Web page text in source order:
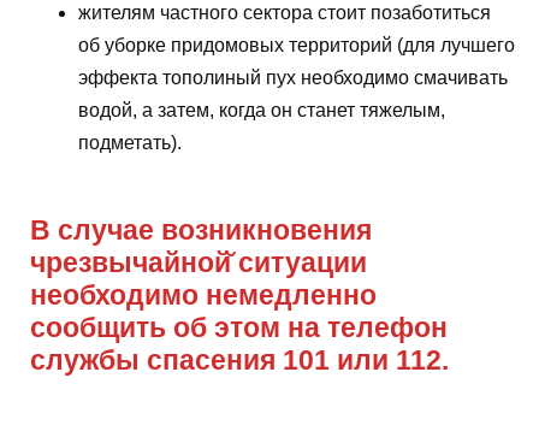
жителям частного сектора стоит позаботиться
об уборке придомовых территорий (для лучшего
эффекта тополиный пух необходимо смачивать
водой, а затем, когда он станет тяжелым,
подметать).
В случае возникновения
чрезвычайной̆ ситуации
необходимо немедленно
сообщить об этом на телефон
службы спасения 101 или 112.